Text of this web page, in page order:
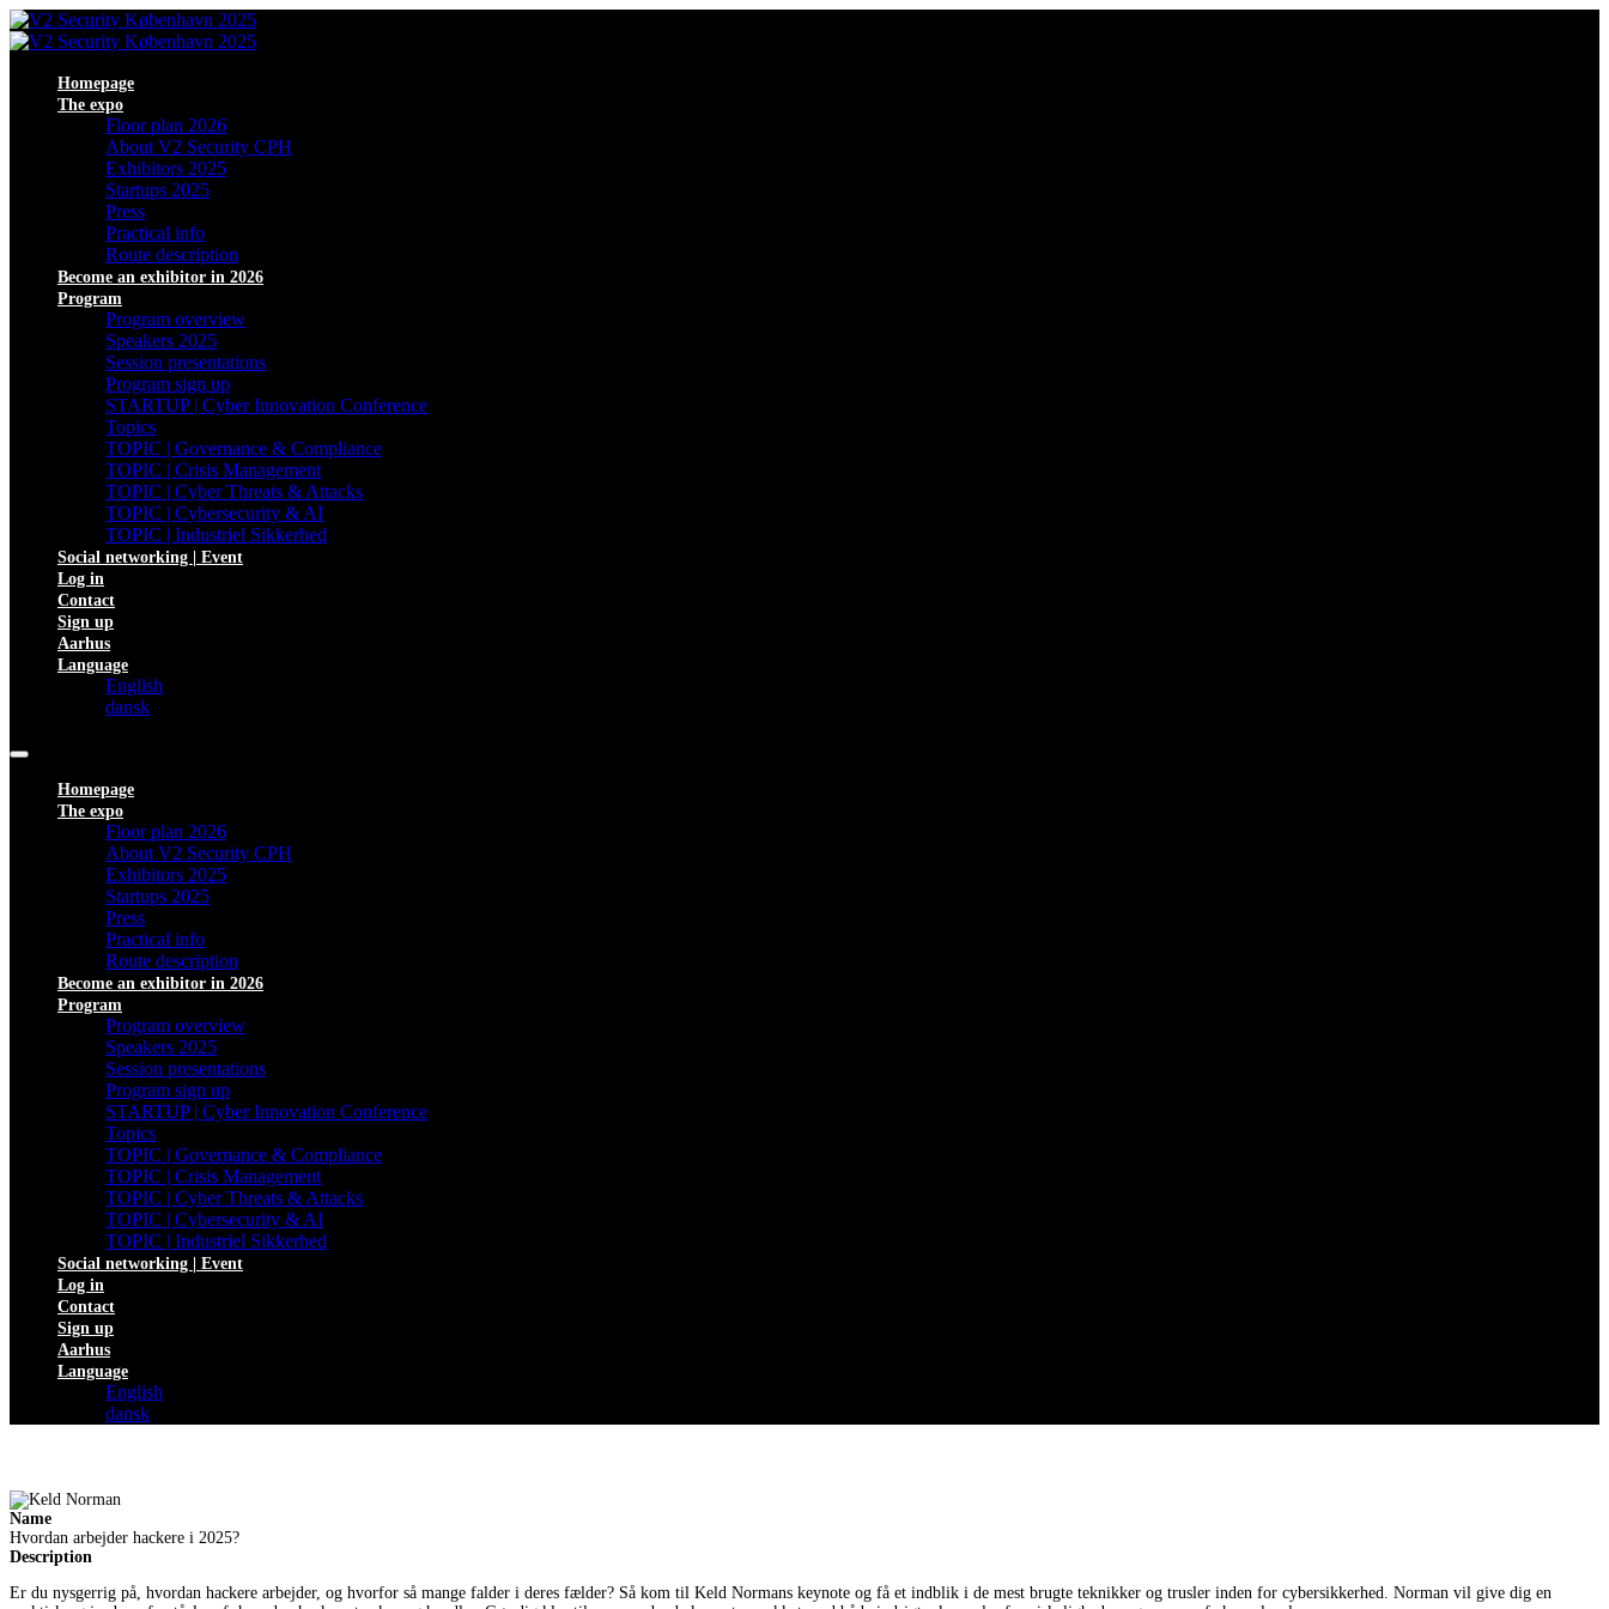
Homepage
The expo
Floor plan 2026
About V2 Security CPH
Exhibitors 2025
Startups 2025
Press
Practical info
Route description
Become an exhibitor in 2026
Program
Program overview
Speakers 2025
Session presentations
Program sign up
STARTUP | Cyber Innovation Conference
Topics
TOPIC | Governance & Compliance
TOPIC | Crisis Management
TOPIC | Cyber Threats & Attacks
TOPIC | Cybersecurity & AI
TOPIC | Industriel Sikkerhed
Social networking | Event
Log in
Contact
Sign up
Aarhus
Language
English
dansk
Homepage
The expo
Floor plan 2026
About V2 Security CPH
Exhibitors 2025
Startups 2025
Press
Practical info
Route description
Become an exhibitor in 2026
Program
Program overview
Speakers 2025
Session presentations
Program sign up
STARTUP | Cyber Innovation Conference
Topics
TOPIC | Governance & Compliance
TOPIC | Crisis Management
TOPIC | Cyber Threats & Attacks
TOPIC | Cybersecurity & AI
TOPIC | Industriel Sikkerhed
Social networking | Event
Log in
Contact
Sign up
Aarhus
Language
English
dansk
Name
Hvordan arbejder hackere i 2025?
Description
Er du nysgerrig på, hvordan hackere arbejder, og hvorfor så mange falder i deres fælder? Så kom til Keld Normans keynote og få et indblik i de mest brugte teknikker og trusler inden for cybersikkerhed. Norman vil give dig en